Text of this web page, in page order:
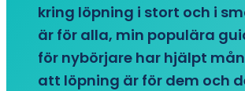
kring löpning i stort och i
är för alla, min populära
för nybörjare har hjälpt
att löpning är för dem och